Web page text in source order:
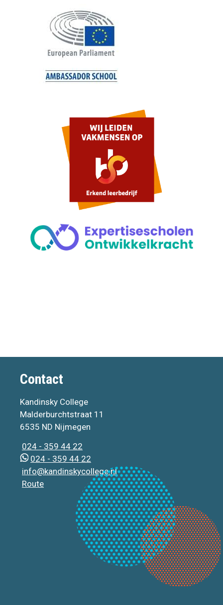
Contact
Kandinsky College
Malderburchtstraat 11
6535 ND Nijmegen
024 - 359 44 22
024 - 359 44 22
info@kandinskycollege.nl
Route